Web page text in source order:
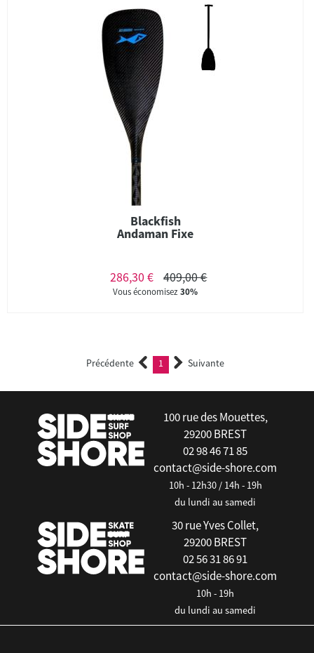
Blackfish
Andaman Fixe
286,30 € 409,00 €
Vous économisez30%
Précédente 1 (current)Suivante
100 rue des Mouettes,
29200 BREST
02 98 46 71 85
contact@side-shore.com
10h - 12h30 / 14h - 19h
du lundi au samedi
30 rue Yves Collet,
29200 BREST
02 56 31 86 91
contact@side-shore.com
10h - 19h
du lundi au samedi